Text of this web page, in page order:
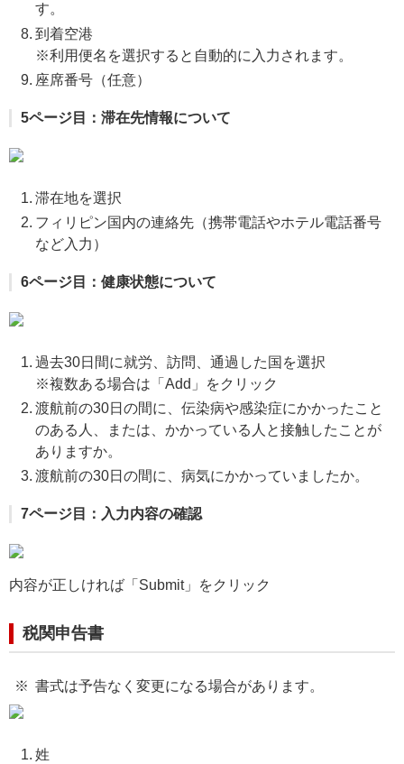
す。
到着空港
※利用便名を選択すると自動的に入力されます。
座席番号（任意）
5ページ目：滞在先情報について
滞在地を選択
フィリピン国内の連絡先（携帯電話やホテル電話番号
など入力）
6ページ目：健康状態について
過去30日間に就労、訪問、通過した国を選択
※複数ある場合は「Add」をクリック
渡航前の30日の間に、伝染病や感染症にかかったこと
のある人、または、かかっている人と接触したことが
ありますか。
渡航前の30日の間に、病気にかかっていましたか。
7ページ目：入力内容の確認
内容が正しければ「Submit」をクリック
税関申告書
書式は予告なく変更になる場合があります。
姓